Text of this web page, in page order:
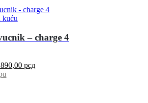
kuću
– charge 4
рсд